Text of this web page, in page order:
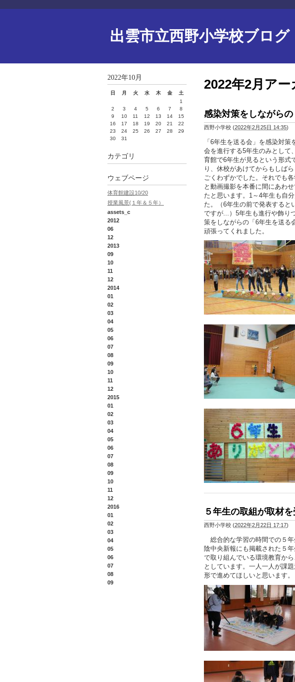
出雲市立西野小学校ブログ
2022年2月ア
感染対策をしながらの
西野小学校 (2022年2月25日 14:35)
「6年生を送る会」を感染対
会を進行する5年生のみとして
育館で6年生が見るという形式
り、休校があけてからもしば
ごくわずかでした。それでも
と動画撮影を本番に間にあわ
たと思います。1～4年生も自
た。（6年生の前で発表すると
ですが...）5年生も進行や飾り
策をしながらの「6年生を送る
頑張ってくれました。
５年生の取組が取材
西野小学校 (2022年2月22日 17:17)
総合的な学習の時間での５
陰中央新報にも掲載された５
で取り組んでいる環境教育か
としています。一人一人が課
形で進めてほしいと思います
2022年10月
日 月 火 水 木 金
土
1
2
3 4 5 6 7
8
9
10 11 12 13 14
15
16
17 18 19 20 21
22
23
24 25 26 27 28
29
30
31
カテゴリ
ウェブページ
体育館建設10/20
授業風景(１年＆５年）
assets_c
2012
06
12
2013
09
10
11
12
2014
01
02
03
04
05
06
07
08
09
10
11
12
2015
01
02
03
04
05
06
07
08
09
10
11
12
2016
01
02
03
04
05
06
07
08
09